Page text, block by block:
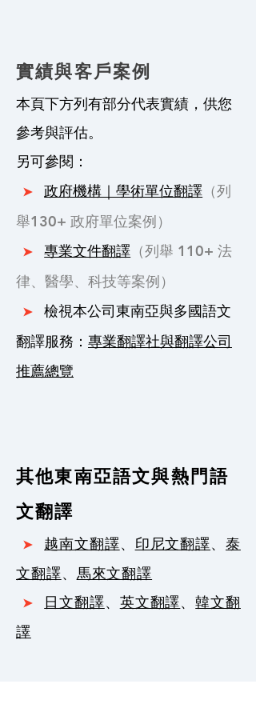
實績與客戶案例
本頁下方列有部分代表實績，供您
參考與評估。
另可參閱：
➤政府機構｜學術單位翻譯 （列
舉130+ 政府單位案例）
➤專業文件翻譯 （列舉 110+ 法
律、醫學、科技等案例）
➤檢視本公司東南亞與多國語文
翻譯服務： 專業翻譯社與翻譯公司
推薦總覽
其他東南亞語文與熱門語
文翻譯
➤ 越南文翻譯、 印尼文翻譯、泰
文翻譯、 馬來文翻譯
➤ 日文翻譯、 英文翻譯、韓文翻
譯